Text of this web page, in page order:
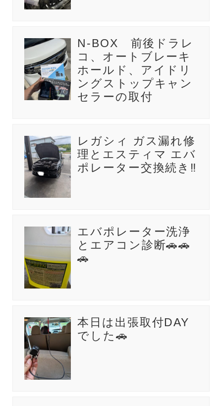
N-BOX 前後ドラレ
コ、オートブレーキ
ホールド、アイドリ
ングストップキャン
セラーの取付
レガシィ ガス漏れ修
理とエスティマ エバ
ポレーター交換続き‼️
エバポレーター洗浄
とエアコン診断🚗🚗
🚗
本日は出張取付DAY
でした🚗